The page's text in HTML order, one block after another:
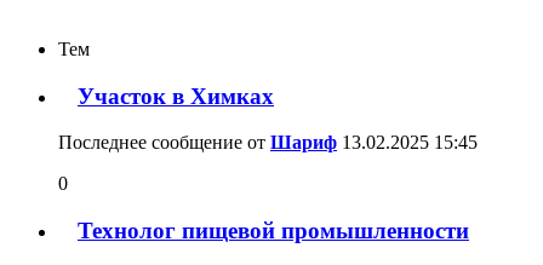
Тем
Участок в Химках
Последнее сообщение от Шариф 13.02.2025 15:45
0
Технолог пищевой промышленности